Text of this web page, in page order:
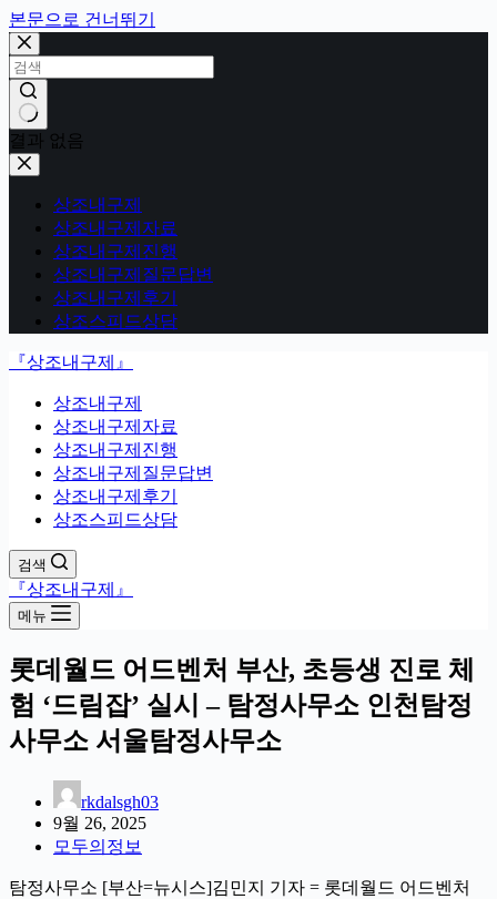
본문으로 건너뛰기
결과 없음
상조내구제
상조내구제자료
상조내구제진행
상조내구제질문답변
상조내구제후기
상조스피드상담
『상조내구제』
상조내구제
상조내구제자료
상조내구제진행
상조내구제질문답변
상조내구제후기
상조스피드상담
검색
『상조내구제』
메뉴
롯데월드 어드벤처 부산, 초등생 진로 체
험 ‘드림잡’ 실시 – 탐정사무소 인천탐정
사무소 서울탐정사무소
rkdalsgh03
9월 26, 2025
모두의정보
탐정사무소 [부산=뉴시스]김민지 기자 = 롯데월드 어드벤처